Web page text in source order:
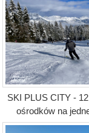
SKI PLUS CITY -
ośrodków na